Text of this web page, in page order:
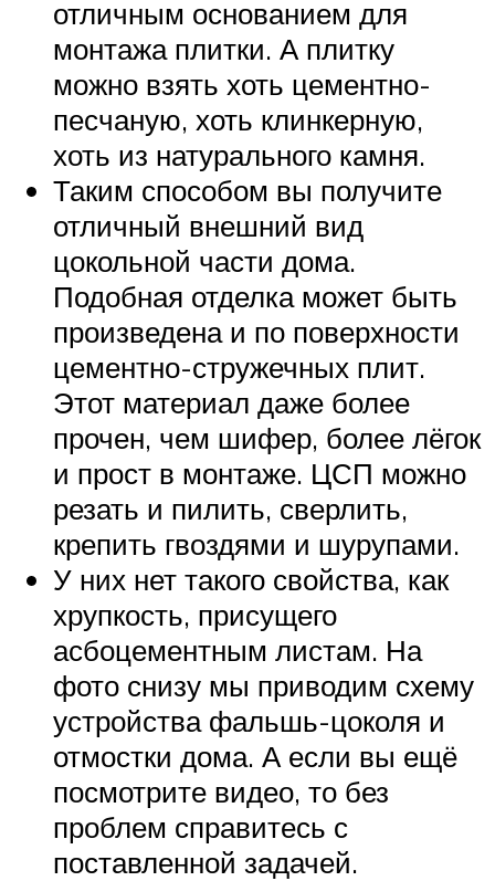
отличным основанием для
монтажа плитки. А плитку
можно взять хоть цементно-
песчаную, хоть клинкерную,
хоть из натурального камня.
Таким способом вы получите
отличный внешний вид
цокольной части дома.
Подобная отделка может быть
произведена и по поверхности
цементно-стружечных плит.
Этот материал даже более
прочен, чем шифер, более лёгок
и прост в монтаже. ЦСП можно
резать и пилить, сверлить,
крепить гвоздями и шурупами.
У них нет такого свойства, как
хрупкость, присущего
асбоцементным листам. На
фото снизу мы приводим схему
устройства фальшь-цоколя и
отмостки дома. А если вы ещё
посмотрите видео, то без
проблем справитесь с
поставленной задачей.